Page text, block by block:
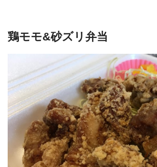
鶏モモ&砂ズリ弁当